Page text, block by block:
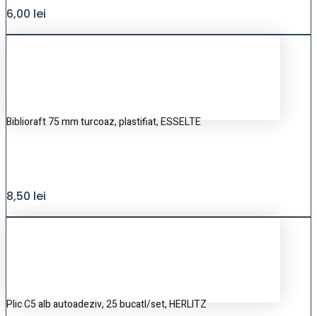
6,00 lei
Biblioraft 75 mm turcoaz, plastifiat, ESSELTE
8,50 lei
Plic C5 alb autoadeziv, 25 bucatI/set, HERLITZ